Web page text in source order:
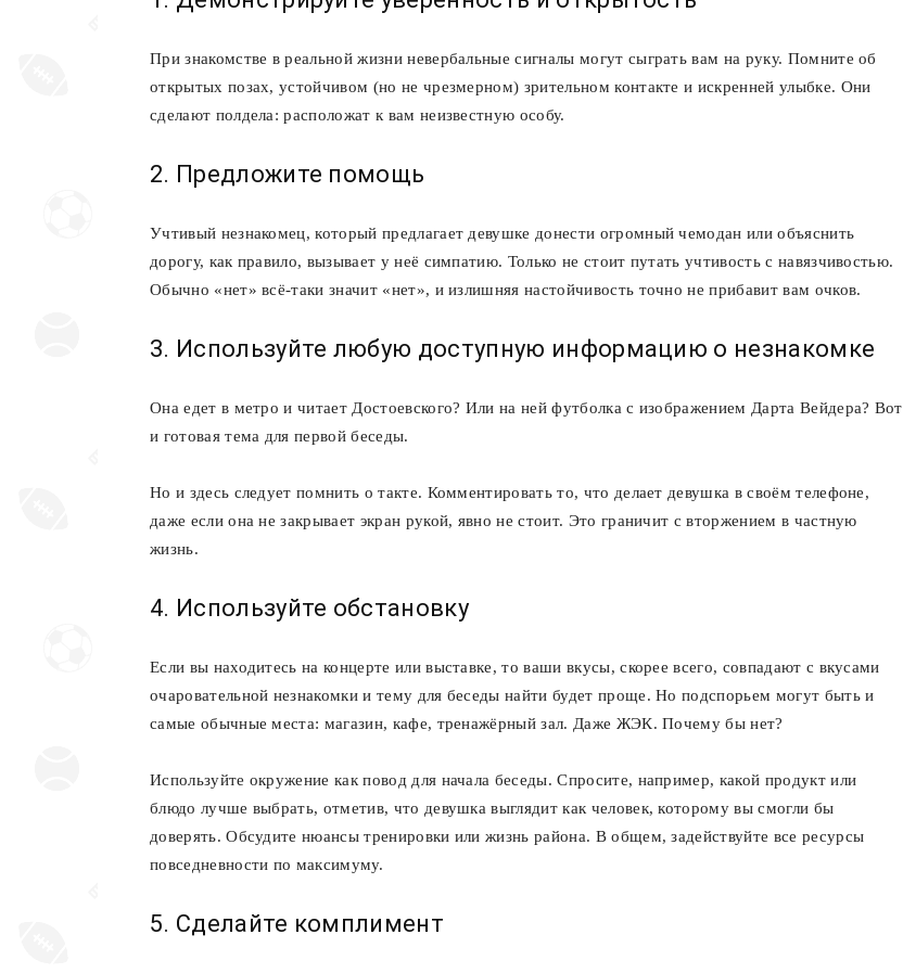
При знакомстве в реальной жизни невербальные сигналы могут сыграть вам на руку. Помните об
открытых позах, устойчивом (но не чрезмерном) зрительном контакте и искренней улыбке. Они
сделают полдела: расположат к вам неизвестную особу.
2. Предложите помощь
Учтивый незнакомец, который предлагает девушке донести огромный чемодан или объяснить
дорогу, как правило, вызывает у неё симпатию. Только не стоит путать учтивость с навязчивостью.
Обычно «нет» всё-таки значит «нет», и излишняя настойчивость точно не прибавит вам очков.
3. Используйте любую доступную информацию о незнакомке
Она едет в метро и читает Достоевского? Или на ней футболка с изображением Дарта Вейдера? Вот
и готовая тема для первой беседы.
Но и здесь следует помнить о такте. Комментировать то, что делает девушка в своём телефоне,
даже если она не закрывает экран рукой, явно не стоит. Это граничит с вторжением в частную
жизнь.
4. Используйте обстановку
Если вы находитесь на концерте или выставке, то ваши вкусы, скорее всего, совпадают с вкусами
очаровательной незнакомки и тему для беседы найти будет проще. Но подспорьем могут быть и
самые обычные места: магазин, кафе, тренажёрный зал. Даже ЖЭК. Почему бы нет?
Используйте окружение как повод для начала беседы. Спросите, например, какой продукт или
блюдо лучше выбрать, отметив, что девушка выглядит как человек, которому вы смогли бы
доверять. Обсудите нюансы тренировки или жизнь района. В общем, задействуйте все ресурсы
повседневности по максимуму.
5. Сделайте комплимент